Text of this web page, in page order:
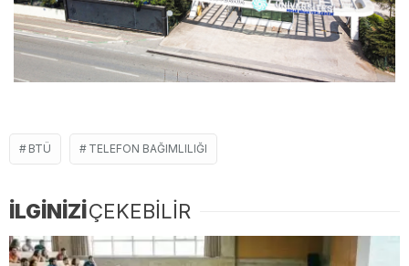
BTÜ TELEFON BAĞIMLILIĞI
İLGİNİZİÇEKEBİLİR